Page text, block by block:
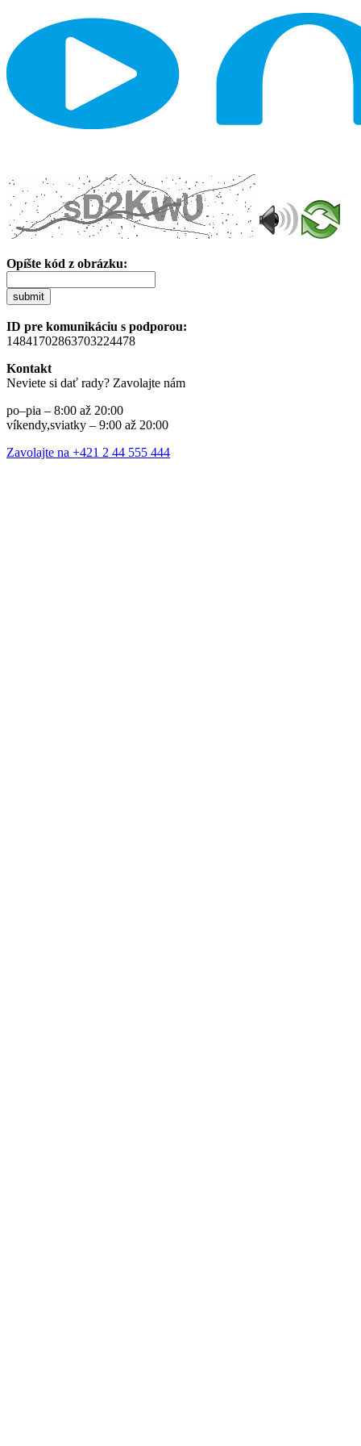
Opíšte kód z obrázku:
submit
ID pre komunikáciu s podporou:
14841702863703224478
Kontakt
Neviete si dať rady? Zavolajte nám
po–pia – 8:00 až 20:00
víkendy,sviatky – 9:00 až 20:00
Zavolajte na +421 2 44 555 444